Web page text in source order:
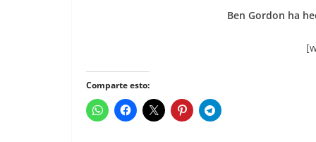
Ben Gordon ha
Comparte esto: